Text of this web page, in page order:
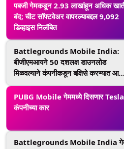
पबजी गेमकडून 2.93 लाखांहून अधिक
बंद; चीट सॉफ्टवेअर वापरल्याबद्दल 9,092
डिव्हाइस निलंबित
Battlegrounds Mobile India:
बीजीएमआयने 50 दशलक्ष डाउनलोड
मिळवल्याने कंपनीकडून बक्षिसे करण्यात आली
जाहीर
PUBG Mobile गेममध्ये दिसणार Tesla
कंपनीच्या कार
Battlegrounds Mobile India